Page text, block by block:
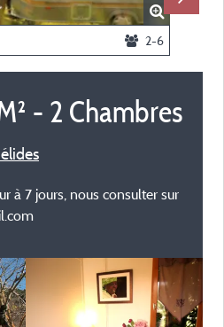
2-6
- 2 Chambres
à 7 jours, nous consulter sur